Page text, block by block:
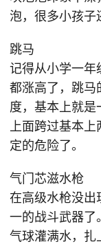
泡，很多小孩子
跳马
记得从小学一年
都涨高了，跳马
度，基本上就是
上面跨过基本
定的危险了。
气门芯滋水枪
在高级水枪没出
一的战斗武器了
气球灌满水，扎